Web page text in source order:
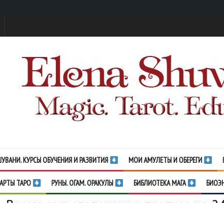
КУРСЫ ОБУЧЕНИЯ И РАЗВИТИЯ МОИ АМУЛЕТЫ И ОБЕРЕГИ
ТАРО РУНЫ. ОГАМ. ОРАКУЛЫ БИБЛИОТЕКА МАГА